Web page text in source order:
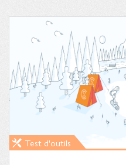
Test d'outils